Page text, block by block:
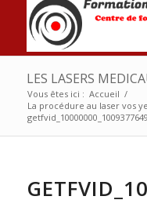
LES LASERS
Vous êtes ici : Accueil /
La procédure au laser vos